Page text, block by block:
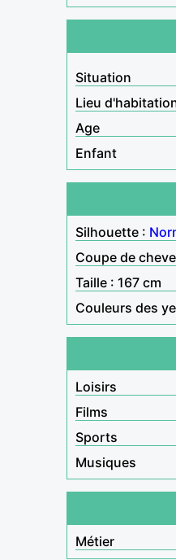
Situation
Lieu
Age
Enfant
Silhouette :
Coupe de
Taille : 167 cm
Couleurs des
Loisirs
Films
Sports
Musiques
Métier